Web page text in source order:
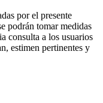
por el presente
podrán tomar medidas
consulta a los usuarios
estimen pertinentes y